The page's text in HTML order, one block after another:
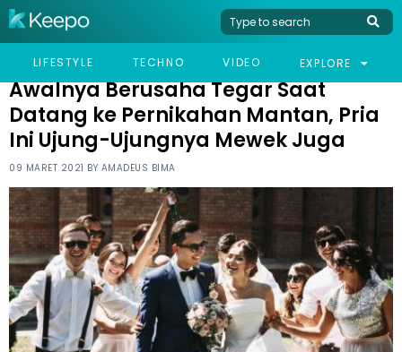
LIFESTYLE TECHNO VIDEO EXPLORE
HOME VIRAL
AWALNYA BERUSAHA TEGAR SAAT DATANG KE PERNIKAHAN
Awalnya Berusaha Tegar Saat
Datang ke Pernikahan Mantan, Pria
Ini Ujung-Ujungnya Mewek Juga
09 MARET 2021 BY AMADEUS BIMA